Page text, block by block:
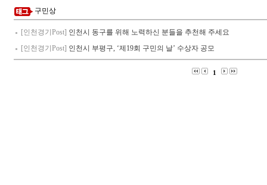
구민상
[인천경기Post] 인천시 동구를 위해 노력하신 분들을 추천해 주세요
[인천경기Post] 인천시 부평구, ‘제19회 구민의 날’ 수상자 공모
1